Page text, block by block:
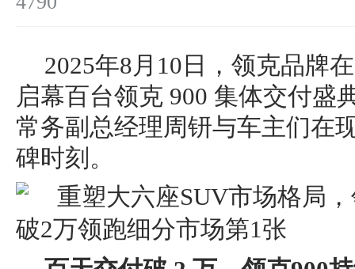
2025年8月10日，领克品牌
启幕百台领克 900 集体交付盛
常务副总经理周钘与车主们在
碑时刻。